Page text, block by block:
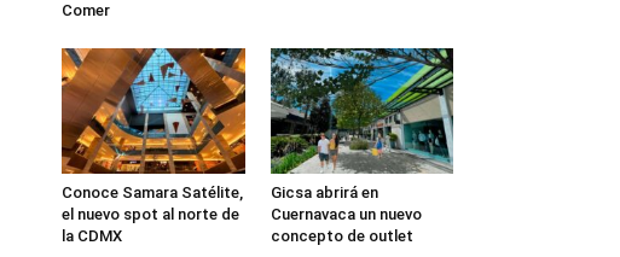
Comer
Conoce Samara Satélite,
el nuevo spot al norte de
la CDMX
Gicsa abrirá en
Cuernavaca un nuevo
concepto de outlet